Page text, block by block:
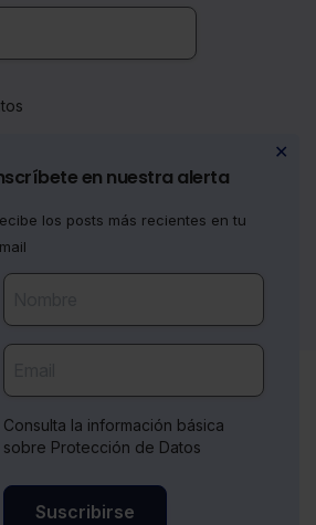
✕
en nuestra alerta
los posts más recientes en tu
Consulta la información básica
sobre Protección de Datos
Suscribirse
al cliente